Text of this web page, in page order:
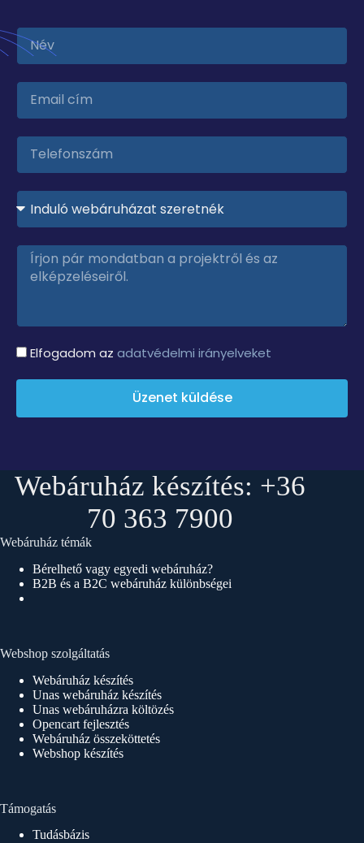
Elfogadom az adatvédelmi irányelveket
Üzenet küldése
Webáruház készítés: +36
70 363 7900
Webáruház témák
Bérelhető vagy egyedi webáruház?
B2B és a B2C webáruház különbségei
Webshop szolgáltatás
Webáruház készítés
Unas webáruház készítés
Unas webáruházra költözés
Opencart fejlesztés
Webáruház összeköttetés
Webshop készítés
Támogatás
Tudásbázis